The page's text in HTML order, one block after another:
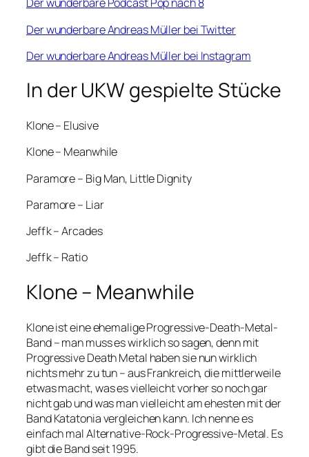
Der wunderbare Andreas Müller bei Twitter
Der wunderbare Andreas Müller bei Instagram
In der UKW gespielte Stücke
Klone – Elusive
Klone – Meanwhile
Paramore – Big Man, Little Dignity
Paramore – Liar
Jeffk – Arcades
Jeffk – Ratio
Klone – Meanwhile
Klone ist eine ehemalige Progressive-Death-Metal-
Band – man muss es wirklich so sagen, denn mit
Progressive Death Metal haben sie nun wirklich
nichts mehr zu tun – aus Frankreich, die mittlerweile
etwas macht, was es vielleicht vorher so noch gar
nicht gab und was man vielleicht am ehesten mit der
Band Katatonia vergleichen kann. Ich nenne es
einfach mal Alternative-Rock-Progressive-Metal. Es
gibt die Band seit 1995.